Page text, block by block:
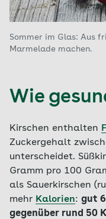
Sommer im Glas: Aus
Marmelade machen.
Wie
Kirschen enthalten
Zuckergehalt
unterscheidet.
Gramm pro 100
als Sauerkirschen
mehr Kalorien: gut
gegenüber rund 50